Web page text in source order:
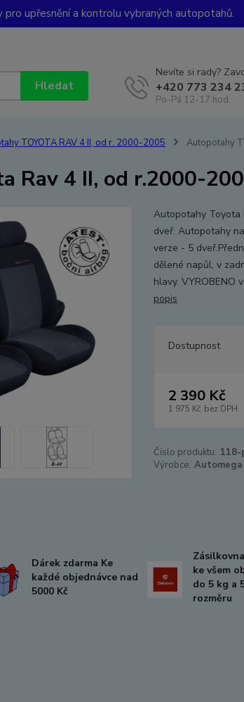
upřesnění a kontrolu vybraných autopotahů.
Hledat
Nevíte si rady?
+420 773 234
Po-Pá 12-17 hod.
TOYOTA RAV 4 II, od r. 2000-2005 Autopotahy
Rav 4 II, od r.2000-
Autopotahy Toyota
dveř. Autopotahy
verze - 5
dělené napůl, v
hlavy. VYROBENO
popis
Dostupnost
2 390 Kč
1 975 Kč bez DPH
Číslo produktu: 118-
Výrobce: Automega
Dárek zdarma Ke
každé objednávce nad
5000 Kč
ke všem
do 5 kg a
rozměru